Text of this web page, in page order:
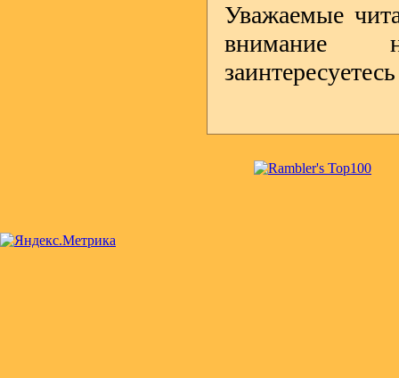
Уважаемые
внимание